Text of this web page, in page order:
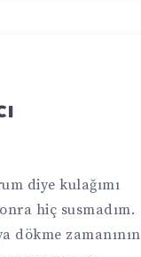
diye kulağımı
hiç susmadım.
dökme zamanının